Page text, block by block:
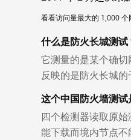
看看访问量最大的 1,000
什么是防火长城测试
它测量的是某个确
反映的是防火长城的
这个中国防火墙测试
四个检测器读取原
能下载而境内节点不